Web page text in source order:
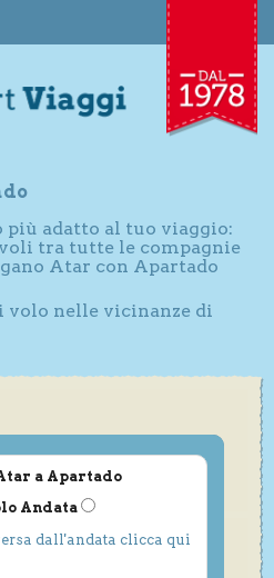
adatto al tuo viaggio:
tra tutte le compagnie
Atar con Apartado
volo nelle vicinanze di
a Apartado
Andata
dall'andata clicca qui